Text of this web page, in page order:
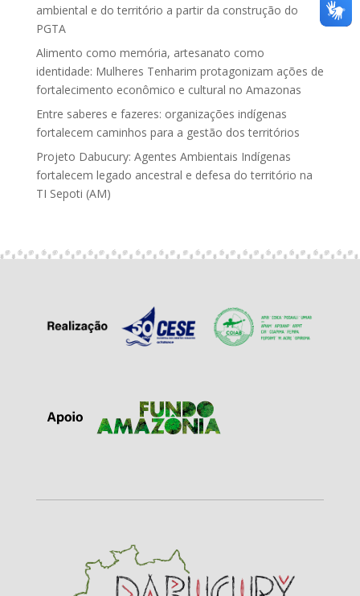
ambiental e do território a partir da construção do
PGTA
Alimento como memória, artesanato como
identidade: Mulheres Tenharim protagonizam ações de
fortalecimento econômico e cultural no Amazonas
Entre saberes e fazeres: organizações indígenas
fortalecem caminhos para a gestão dos territórios
Projeto Dabucury: Agentes Ambientais Indígenas
fortalecem legado ancestral e defesa do território na
TI Sepoti (AM)